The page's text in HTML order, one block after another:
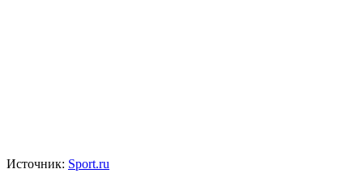
Источник: Sport.ru